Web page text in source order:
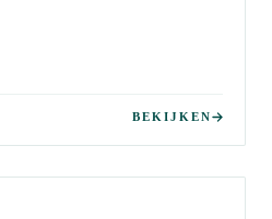
BEKIJKEN